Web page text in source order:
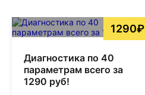
1290₽
Диагностика по 40
параметрам всего за
1290 руб!